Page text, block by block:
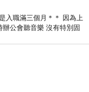
入職滿三個月＊＊ 因為上
公會聽音樂 沒有特別固
會固定聽'90